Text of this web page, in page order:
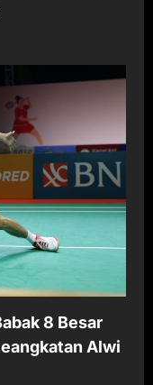
8 Besar
Alwi